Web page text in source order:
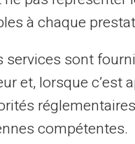
les diverses
les spécificités
à chaque
services sont
et, lorsque c’est
compétentes.